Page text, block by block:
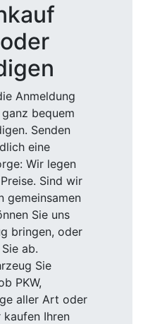
Anmeldung
bequem
Senden
eine
Wir legen
Sind wir
gemeinsamen
Sie uns
bringen, oder
ab.
Sie
PKW,
aller Art oder
Ihren